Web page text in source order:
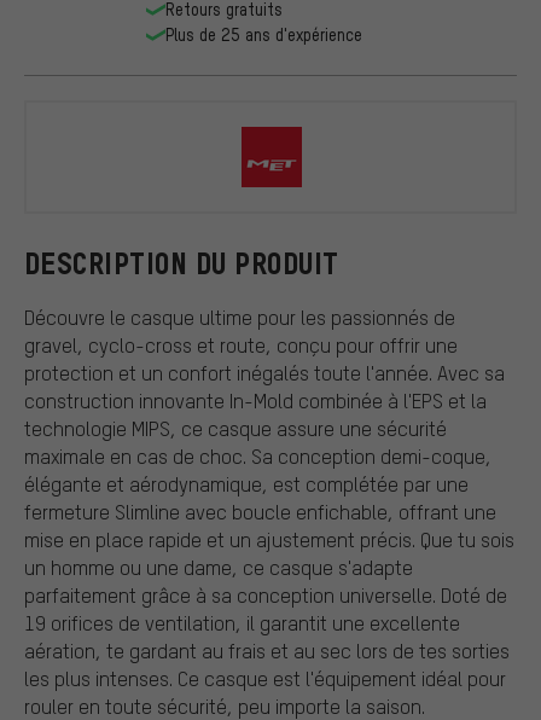
DESCRIPTION DU PRODUIT
Découvre le casque ultime pour les passionnés de
gravel, cyclo-cross et route, conçu pour offrir une
protection et un confort inégalés toute l'année. Avec sa
construction innovante In-Mold combinée à l'EPS et la
technologie MIPS, ce casque assure une sécurité
maximale en cas de choc. Sa conception demi-coque,
élégante et aérodynamique, est complétée par une
fermeture Slimline avec boucle enfichable, offrant une
mise en place rapide et un ajustement précis. Que tu sois
un homme ou une dame, ce casque s'adapte
parfaitement grâce à sa conception universelle. Doté de
19 orifices de ventilation, il garantit une excellente
aération, te gardant au frais et au sec lors de tes sorties
les plus intenses. Ce casque est l'équipement idéal pour
rouler en toute sécurité, peu importe la saison.
Retours gratuits
Plus de 25 ans d'expérience